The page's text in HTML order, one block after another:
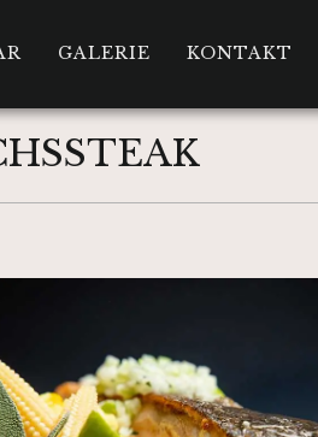
GALERIE KONTAKT